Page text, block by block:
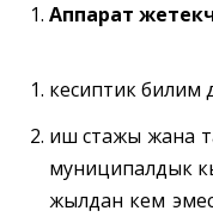
Аппарат
кесиптик билим
иш стажы жана
муниципалдык
жылдан кем эмес